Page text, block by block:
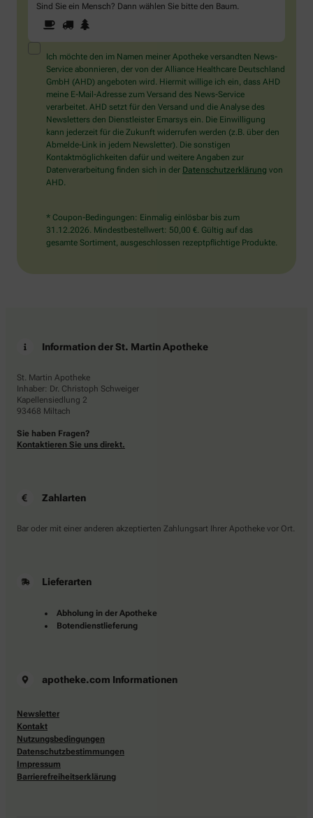
Sind Sie ein Mensch? Dann wählen Sie bitte den Baum.
Sind
Sie
ein
Mensch?
Dann
wählen
Sie
bitte
den
Baum.
1 2
Ich möchte den im Namen meiner Apotheke versandten News-
Service abonnieren, der von der Alliance Healthcare Deutschland
GmbH (AHD) angeboten wird. Hiermit willige ich ein, dass AHD
meine E-Mail-Adresse zum Versand des News-Service
verarbeitet. AHD setzt für den Versand und die Analyse des
Newsletters den Dienstleister Emarsys ein. Die Einwilligung
kann jederzeit für die Zukunft widerrufen werden (z.B. über den
Abmelde-Link in jedem Newsletter). Die sonstigen
Kontaktmöglichkeiten dafür und weitere Angaben zur
Datenverarbeitung finden sich in der Datenschutzerklärung von
AHD.
* Coupon-Bedingungen: Einmalig einlösbar bis zum
31.12.2026. Mindestbestellwert: 50,00 €. Gültig auf das
gesamte Sortiment, ausgeschlossen rezeptpflichtige Produkte.
Information der St. Martin Apotheke
St. Martin Apotheke
Inhaber: Dr. Christoph Schweiger
Kapellensiedlung 2
93468 Miltach
Sie haben Fragen?
Kontaktieren Sie uns direkt.
Zahlarten
Bar oder mit einer anderen akzeptierten Zahlungsart Ihrer Apotheke vor Ort.
Lieferarten
Abholung in der Apotheke
Botendienstlieferung
apotheke.com Informationen
Newsletter
Kontakt
Nutzungsbedingungen
Datenschutzbestimmungen
Impressum
Barrierefreiheitserklärung